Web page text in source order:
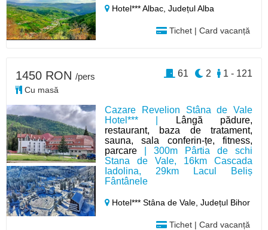
Hotel*** Albac,Județul Alba
Tichet | Card vacanță
Cazare Revelion Stâna de Vale
Hotel*** |
Lângă pădure,
restaurant, baza de tratament,
sauna, sala conferin-țe, fitness,
parcare | 300m Pârtia de schi
Stana de Vale, 16km Cascada
Iadolina, 29km Lacul Beliș
Fântânele
Hotel*** Stâna de Vale,Județul Bihor
Tichet | Card vacanță
1450 RON /pers
Cu masă
1 - 121
2
61